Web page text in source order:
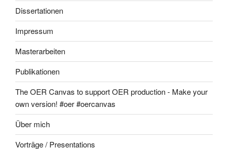
Dissertationen
Impressum
Masterarbeiten
Publikationen
The OER Canvas to support OER production - Make your
own version! #oer #oercanvas
Über mich
Vorträge / Presentations